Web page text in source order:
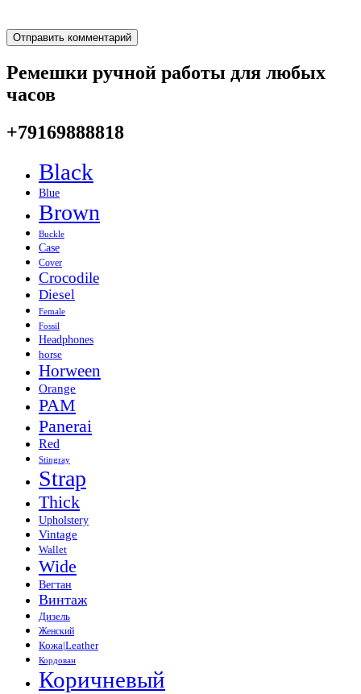
Ремешки ручной работы для любых
часов
+79169888818
Black
Blue
Brown
Buckle
Case
Cover
Crocodile
Diesel
Female
Fossil
Headphones
horse
Horween
Orange
PAM
Panerai
Red
Stingray
Strap
Thick
Upholstery
Vintage
Wallet
Wide
Вегтан
Винтаж
Дизель
Женский
Кожа|Leather
Кордован
Коричневый